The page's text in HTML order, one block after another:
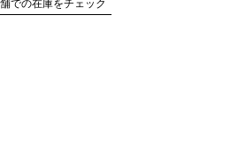
での在庫をチェック